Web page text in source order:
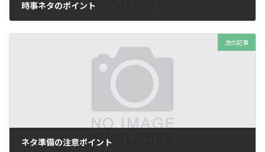
時事ネタのポイント
次の記事
ネタ準備の注意ポイント